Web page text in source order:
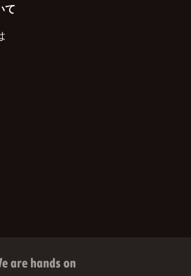
て
are hands on